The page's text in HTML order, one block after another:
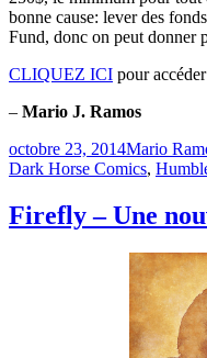
bonne cause: lever des
Fund, donc on peut donner
CLIQUEZ ICI pour
– Mario J. Ramos
Publié
le
octobre 23, 2014Mario
Dark Horse Comics,
Firefly – Une